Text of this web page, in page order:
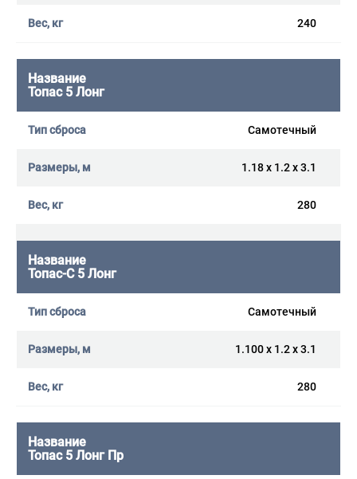
240
Топас 5 Лонг
Самотечный
1.18 x 1.2 x 3.1
280
Топас-С 5 Лонг
Самотечный
1.100 x 1.2 x 3.1
280
Топас 5 Лонг Пр